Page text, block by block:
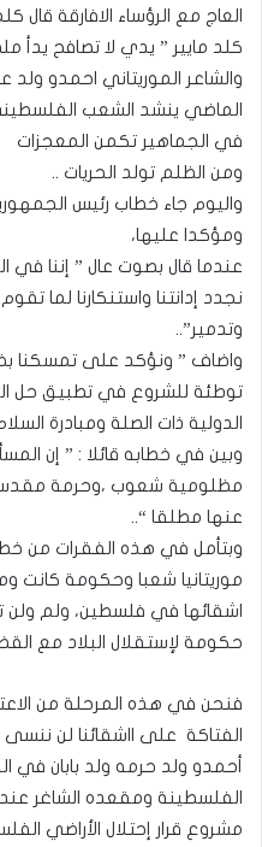
العاج مع الرؤساء الافارقة قال
كلد مايير ” يدي لا تصافح يدأ
والشاعر الموريتاني احمدو ولد
الماضي ينشد الشعب
في الجماهير تكمن المعجزات
ومن الظلم تولد الحريات ..
واليوم جاء خطاب رئيس
ومؤكدا عليها،
عندما قال بصوت عال ” إننا في
نجدد إدانتنا واستنكارنا لما
وتدمير”..
واضاف ” ونؤكد على تمسكنا
توطئة للشروع في تطبيق حل
الدولية ذات الصلة ومبادرة
وبين في خطابه قائلا : ” إن
مظلومية شعوب ،وحرمة مقدسات
عنها مطلقا “..
وبتأمل في هذه الفقرات من
موريتانيا شعبا وحكومة كانت
اشقائها في فلسطين، ولم ولن
حكومة لإستقلال البلاد مع
فنحن في هذه المرحلة من
الفتاكة على ااشقائنا لن
أحمدو ولد حرمه ولد بابان في
الفلسطينة ومقعده الشاغر
مشروع قرار إحتلال الأراضي